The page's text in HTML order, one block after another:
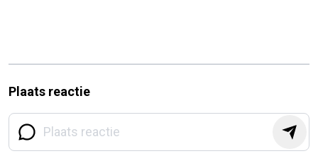
Plaats reactie